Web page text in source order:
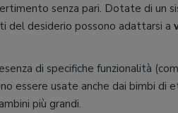
senza pari. Dotate di un
del desiderio possono adattarsi a
di specifiche funzionalità
essere usate anche dai bimbi di
più grandi.